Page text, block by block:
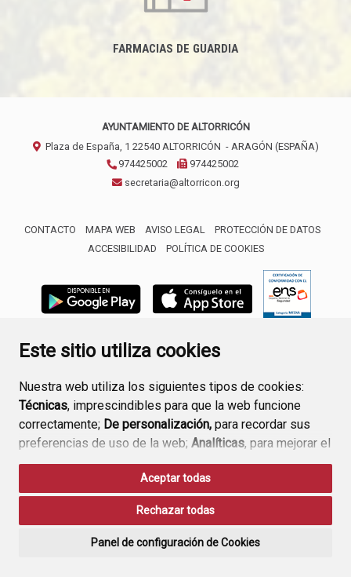
Este sitio utiliza cookies
Nuestra web utiliza los siguientes tipos de cookies:
Técnicas, imprescindibles para que la web funcione
correctamente; De personalización, para recordar sus
preferencias de uso de la web; Analíticas, para mejorar el
funcionamiento de la web y sus servicios.
Si acepta pulsando el botón“Aceptar todas”
consideramos que acepta su uso. Si pulsa el botón
ninguna acción, se guardarán las cookies técnicas
Aceptar todas
Rechazar todas
Panel de configuración de Cookies
FARMACIAS DE GUARDIA
AYUNTAMIENTO DE ALTORRICÓN
Plaza de España, 1 22540 ALTORRICÓN - ARAGÓN (ESPAÑA)
974425002
974425002
secretaria@altorricon.org
CONTACTO MAPA WEB AVISO LEGAL
PROTECCIÓN DE DATOS
ACCESIBILIDAD
POLÍTICA DE COOKIES